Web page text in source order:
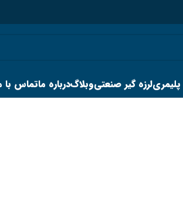
پلیمریلرزه گیر صنعتیوبلاگدرباره ماتماس با